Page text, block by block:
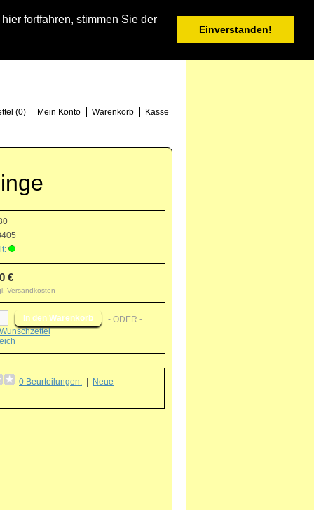
fortfahren, stimmen Sie der
Einverstanden!
Warenkorb
(0) Mein Konto Warenkorb Kasse
€
Versandkosten
- ODER -
0 Beurteilungen.
Neue